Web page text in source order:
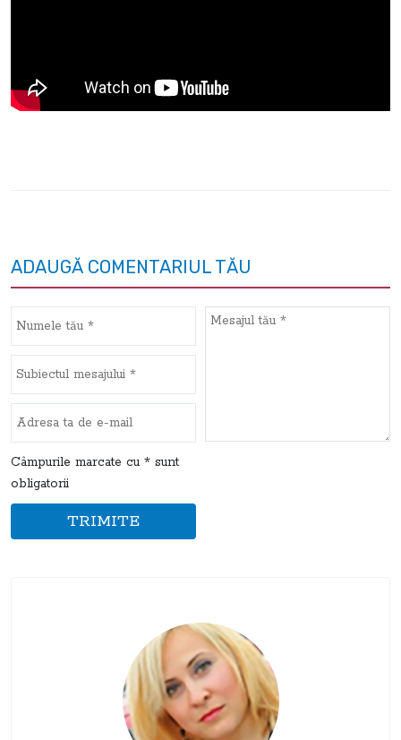
ADAUGĂ COMENTARIUL TĂU
Câmpurile marcate cu * sunt
obligatorii
TRIMITE